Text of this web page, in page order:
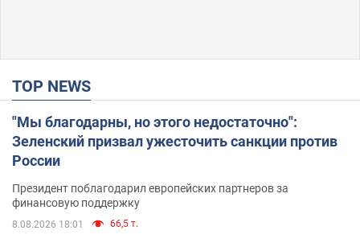
TOP NEWS
"Мы благодарны, но этого недостаточно":
Зеленский призвал ужесточить санкции против
России
Президент поблагодарил европейских партнеров за
финансовую поддержку
8.08.2026 18:01 66,5 т.